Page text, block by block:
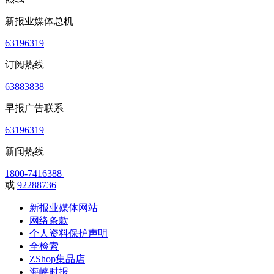
新报业媒体总机
63196319
订阅热线
63883838
早报广告联系
63196319
新闻热线
1800-7416388
或 92288736
新报业媒体网站
网络条款
个人资料保护声明
全检索
ZShop集品店
海峡时报